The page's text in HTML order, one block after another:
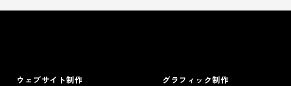
ウェブサイト制作 グラフィック制作